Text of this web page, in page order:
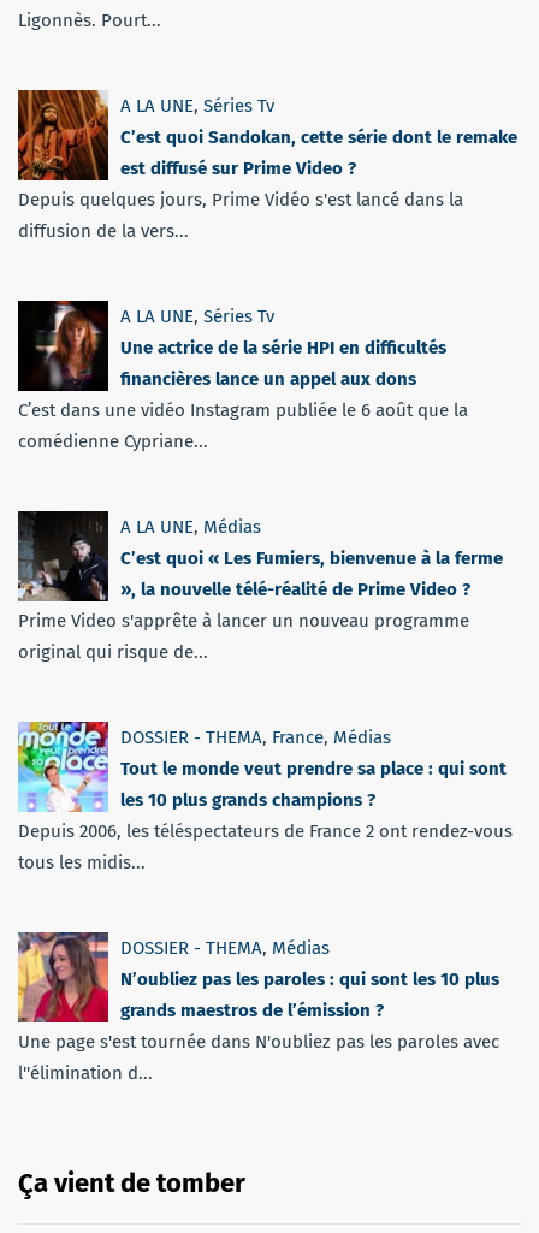
Ligonnès. Pourt...
A LA UNE, Séries Tv
C’est quoi Sandokan, cette série dont le remake
est diffusé sur Prime Video ?
Depuis quelques jours, Prime Vidéo s'est lancé dans la
diffusion de la vers...
A LA UNE, Séries Tv
Une actrice de la série HPI en difficultés
financières lance un appel aux dons
C’est dans une vidéo Instagram publiée le 6 août que la
comédienne Cypriane...
A LA UNE, Médias
C’est quoi « Les Fumiers, bienvenue à la ferme
», la nouvelle télé-réalité de Prime Video ?
Prime Video s'apprête à lancer un nouveau programme
original qui risque de...
DOSSIER - THEMA, France, Médias
Tout le monde veut prendre sa place : qui sont
les 10 plus grands champions ?
Depuis 2006, les téléspectateurs de France 2 ont rendez-vous
tous les midis...
DOSSIER - THEMA, Médias
N’oubliez pas les paroles : qui sont les 10 plus
grands maestros de l’émission ?
Une page s'est tournée dans N'oubliez pas les paroles avec
l''élimination d...
Ça vient de tomber